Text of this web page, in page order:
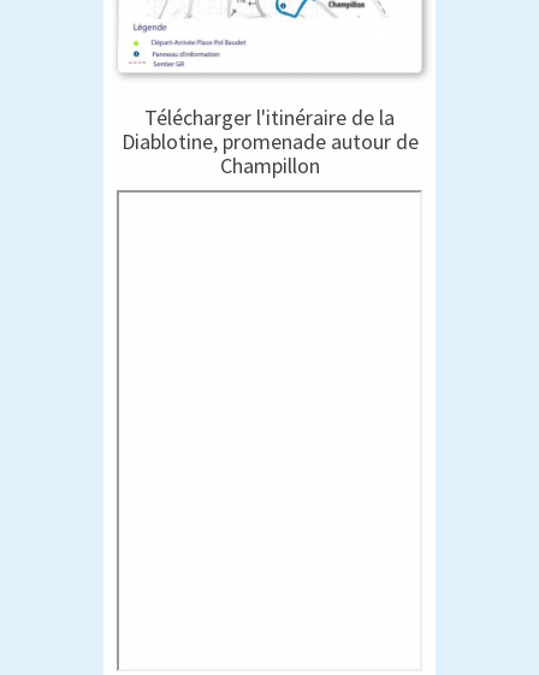
Télécharger l'itinéraire de la
Diablotine, promenade autour de
Champillon